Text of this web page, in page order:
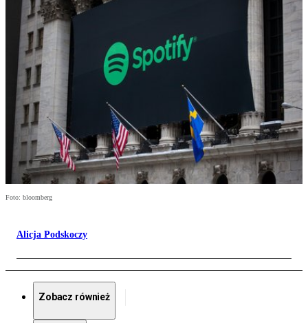
Foto: bloomberg
Alicja Podskoczy
Zobacz również